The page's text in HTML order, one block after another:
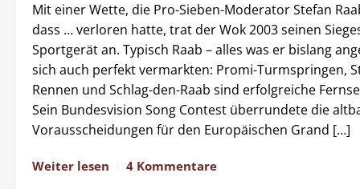
Mit einer Wette, die Pro-Sieben-Moderator Stefan
dass … verloren hatte, trat der Wok 2003 seinen
Sportgerät an. Typisch Raab – alles was er bislang
sich auch perfekt vermarkten: Promi-Turmspringen,
Rennen und Schlag-den-Raab sind erfolgreiche
Sein Bundesvision Song Contest überrundete die
Vorausscheidungen für den Europäischen Grand […]
Weiter lesen 4 Kommentare